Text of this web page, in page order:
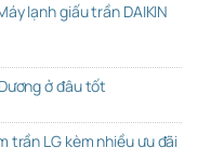
lạnh giấu trần DAIKIN
ở đâu tốt
trần LG kèm nhiều ưu đãi